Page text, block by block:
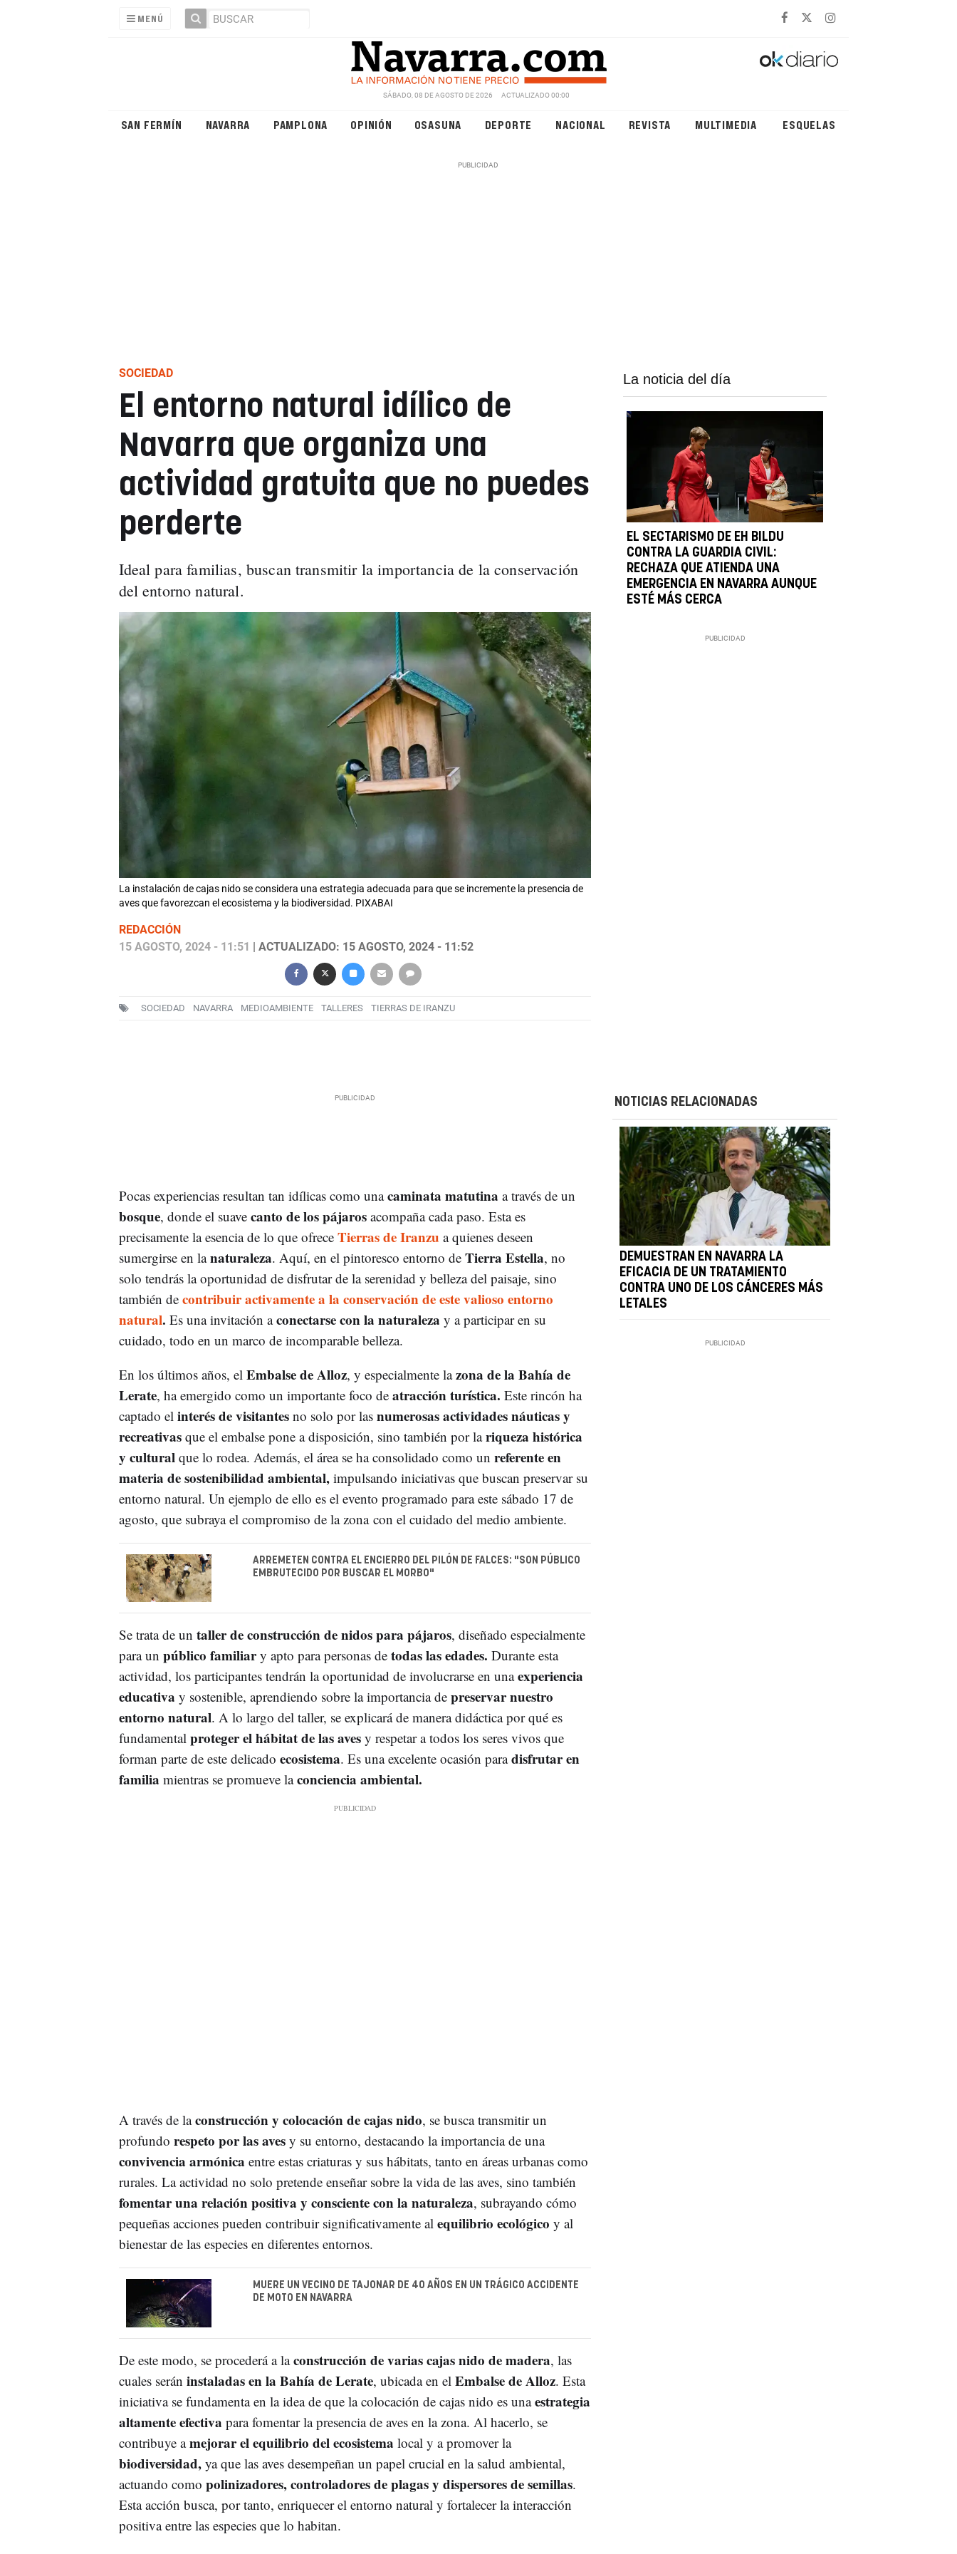
MENÚ
SÁBADO, 08 DE AGOSTO DE 2026 ACTUALIZADO 00:00
SAN FERMÍN NAVARRA PAMPLONA OPINIÓN OSASUNA DEPORTE NACIONAL REVISTA MULTIMEDIA ESQUELAS
SOCIEDAD
El entorno natural idílico de
Navarra que organiza una
actividad gratuita que no puedes
perderte
Ideal para familias, buscan transmitir la importancia de la conservación
del entorno natural.
La instalación de cajas nido se considera una estrategia adecuada para que se incremente la presencia de
aves que favorezcan el ecosistema y la biodiversidad. PIXABAI
REDACCIÓN
15 AGOSTO, 2024 - 11:51 | ACTUALIZADO: 15 AGOSTO, 2024 - 11:52
SOCIEDAD NAVARRA MEDIOAMBIENTE TALLERES TIERRAS DE IRANZU
La noticia del día
EL SECTARISMO DE EH BILDU
CONTRA LA GUARDIA CIVIL:
RECHAZA QUE ATIENDA UNA
EMERGENCIA EN NAVARRA AUNQUE
ESTÉ MÁS CERCA
Pocas experiencias resultan tan idílicas como unacaminata matutina a través de un
bosque, donde el suave canto de los pájarosacompaña cada paso. Esta es
precisamente la esencia de lo que ofrece Tierras de Iranzu a quienes deseen
sumergirse en lanaturaleza. Aquí, en el pintoresco entorno de Tierra Estella, no
solo tendrás la oportunidad de disfrutar de la serenidad y belleza del paisaje, sino
también decontribuir activamente a la conservación de este valioso entorno
natural. Es una invitación aconectarse con la naturaleza y a participar en su
cuidado, todo en un marco de incomparable belleza.
En los últimos años, el Embalse de Alloz, y especialmente lazona de la Bahía de
Lerate, ha emergido como un importante foco de atracción turística. Este rincón ha
captado elinterés de visitantesno solo por las numerosas actividades náuticas y
recreativasque el embalse pone a disposición, sino también por lariqueza histórica
y cultural que lo rodea. Además, el área se ha consolidado como un referente en
materia de sostenibilidad ambiental,impulsando iniciativas que buscan preservar su
entorno natural. Un ejemplo de ello es el evento programado para este sábado 17 de
agosto, que subraya el compromiso de la zona con el cuidado del medio ambiente.
ARREMETEN CONTRA EL ENCIERRO DEL PILÓN DE FALCES: "SON PÚBLICO
EMBRUTECIDO POR BUSCAR EL MORBO"
Se trata de un taller de construcción de nidos para pájaros, diseñado especialmente
para un público familiary apto para personas de todas las edades. Durante esta
actividad, los participantes tendrán la oportunidad de involucrarse en unaexperiencia
educativa y sostenible, aprendiendo sobre la importancia de preservar nuestro
entorno natural. A lo largo del taller, se explicará de manera didáctica por qué es
fundamentalproteger el hábitat de las avesy respetar a todos los seres vivos que
forman parte de este delicado ecosistema. Es una excelente ocasión paradisfrutar en
familia mientras se promueve laconciencia ambiental.
A través de laconstrucción y colocación de cajas nido, se busca transmitir un
profundo respeto por las avesy su entorno, destacando la importancia de una
convivencia armónica entre estas criaturas y sus hábitats, tanto en áreas urbanas como
rurales. La actividad no solo pretende enseñar sobre la vida de las aves, sino también
fomentar una relación positiva y consciente con la naturaleza, subrayando cómo
pequeñas acciones pueden contribuir significativamente al equilibrio ecológico y al
bienestar de las especies en diferentes entornos.
MUERE UN VECINO DE TAJONAR DE 40 AÑOS EN UN TRÁGICO ACCIDENTE
DE MOTO EN NAVARRA
De este modo, se procederá a laconstrucción de varias cajas nido de madera, las
cuales serán instaladas en la Bahía de Lerate, ubicada en elEmbalse de Alloz. Esta
iniciativa se fundamenta en la idea de que la colocación de cajas nido es unaestrategia
altamente efectiva para fomentar la presencia de aves en la zona. Al hacerlo, se
contribuye amejorar el equilibrio del ecosistema local y a promover la
biodiversidad,ya que las aves desempeñan un papel crucial en la salud ambiental,
actuando como polinizadores, controladores de plagas y dispersores de semillas.
Esta acción busca, por tanto, enriquecer el entorno natural y fortalecer la interacción
positiva entre las especies que lo habitan.
NOTICIAS RELACIONADAS
DEMUESTRAN EN NAVARRA LA
EFICACIA DE UN TRATAMIENTO
CONTRA UNO DE LOS CÁNCERES MÁS
LETALES